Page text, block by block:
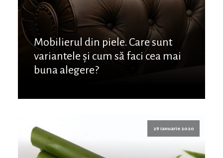
Mobilierul din piele. Care sunt
variantele și cum să faci cea mai
buna alegere?
29 ianuarie 2020